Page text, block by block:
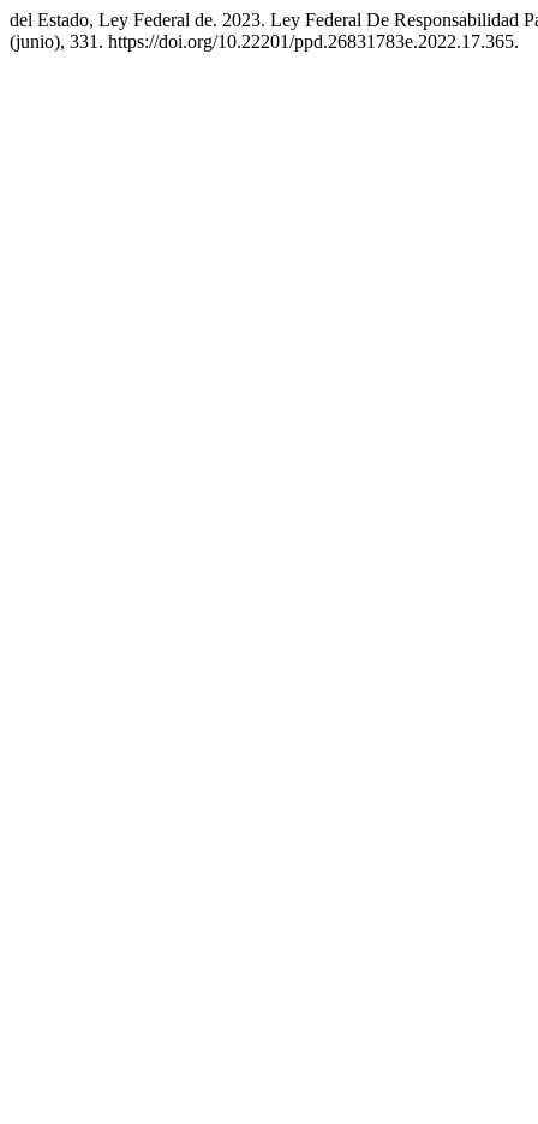
del Estado, Ley Federal de. 2023. Ley Federal De Responsabilidad
(junio), 331. https://doi.org/10.22201/ppd.26831783e.2022.17.365.